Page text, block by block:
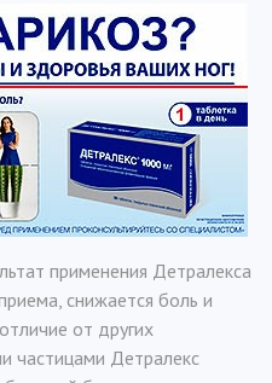
применения Детралекса
снижается боль и
от других
частицами Детралекс